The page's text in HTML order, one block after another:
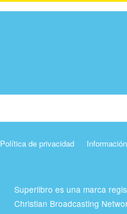
Política de privacidad
Superlibro es una marca
Christian Broadcasting